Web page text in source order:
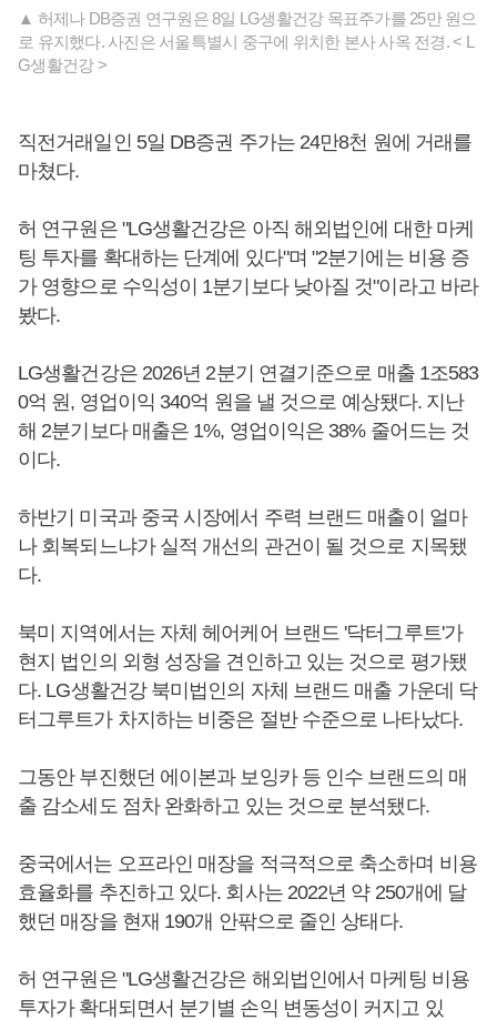
▲ 허제나 DB증권 연구원은 8일 LG생활건강 목표주가를 25만 원으
로 유지했다. 사진은 서울특별시 중구에 위치한 본사 사옥 전경. < L
G생활건강 >
직전거래일인 5일 DB증권 주가는 24만8천 원에 거래를
마쳤다.
허 연구원은 "LG생활건강은 아직 해외법인에 대한 마케
팅 투자를 확대하는 단계에 있다"며 "2분기에는 비용 증
가 영향으로 수익성이 1분기보다 낮아질 것"이라고 바라
봤다.
LG생활건강은 2026년 2분기 연결기준으로 매출 1조583
0억 원, 영업이익 340억 원을 낼 것으로 예상됐다. 지난
해 2분기보다 매출은 1%, 영업이익은 38% 줄어드는 것
이다.
하반기 미국과 중국 시장에서 주력 브랜드 매출이 얼마
나 회복되느냐가 실적 개선의 관건이 될 것으로 지목됐
다.
북미 지역에서는 자체 헤어케어 브랜드 '닥터그루트'가
현지 법인의 외형 성장을 견인하고 있는 것으로 평가됐
다. LG생활건강 북미법인의 자체 브랜드 매출 가운데 닥
터그루트가 차지하는 비중은 절반 수준으로 나타났다.
그동안 부진했던 에이본과 보잉카 등 인수 브랜드의 매
출 감소세도 점차 완화하고 있는 것으로 분석됐다.
중국에서는 오프라인 매장을 적극적으로 축소하며 비용
효율화를 추진하고 있다. 회사는 2022년 약 250개에 달
했던 매장을 현재 190개 안팎으로 줄인 상태다.
허 연구원은 "LG생활건강은 해외법인에서 마케팅 비용
투자가 확대되면서 분기별 손익 변동성이 커지고 있